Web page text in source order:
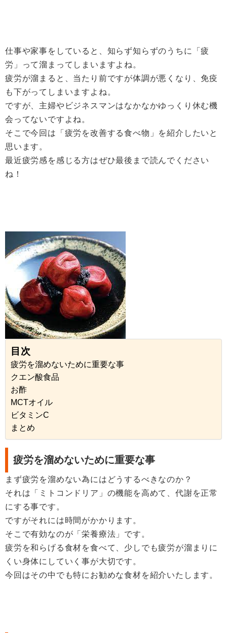
仕事や家事をしていると、知らず知らずのうちに「疲
労」って溜まってしまいますよね。
疲労が溜まると、当たり前ですが体調が悪くなり、免疫
も下がってしまいますよね。
ですが、主婦やビジネスマンはなかなかゆっくり休む機
会ってないですよね。
そこで今回は「疲労を改善する食べ物」を紹介したいと
思います。
最近疲労感を感じる方はぜひ最後まで読んでください
ね！
目次
疲労を溜めないために重要な事
クエン酸食品
お酢
MCTオイル
ビタミンC
まとめ
疲労を溜めないために重要な事
まず疲労を溜めない為にはどうするべきなのか？
それは「ミトコンドリア」の機能を高めて、代謝を正常
にする事です。
ですがそれには時間がかかります。
そこで有効なのが「栄養療法」です。
疲労を和らげる食材を食べて、少しでも疲労が溜まりに
くい身体にしていく事が大切です。
今回はその中でも特にお勧めな食材を紹介いたします。